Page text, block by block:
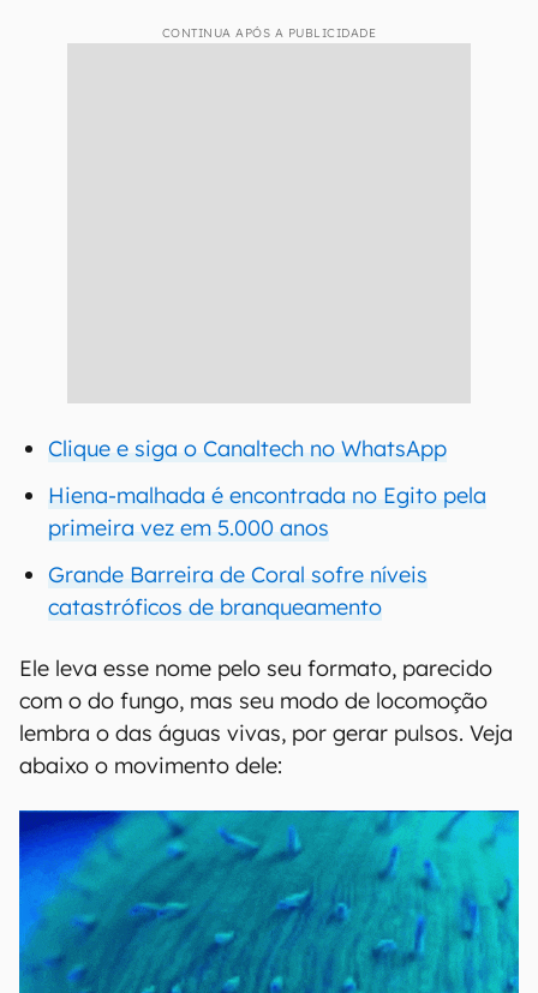
CONTINUA APÓS A PUBLICIDADE
Clique e siga o Canaltech no WhatsApp
Hiena-malhada é encontrada no Egito pela
primeira vez em 5.000 anos
Grande Barreira de Coral sofre níveis
catastróficos de branqueamento
Ele leva esse nome pelo seu formato, parecido
com o do fungo, mas seu modo de locomoção
lembra o das águas vivas, por gerar pulsos. Veja
abaixo o movimento dele: